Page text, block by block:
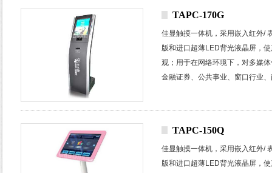
TAPC-170G
佳显触摸一体机，采用嵌入红外/
版和进口超薄LED背光液晶屏，
观； 用于在网络环境下，对多媒
金融证券、公共事业、窗口行业、
TAPC-150Q
佳显触摸一体机，采用嵌入红外/
版和进口超薄LED背光液晶屏，